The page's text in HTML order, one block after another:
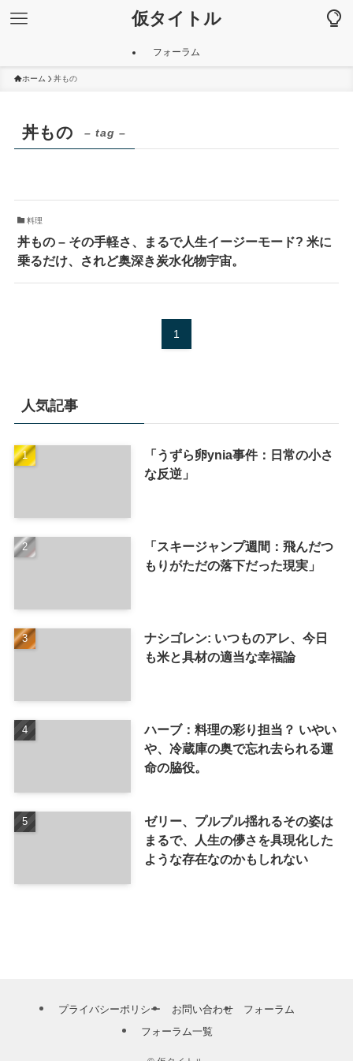
仮タイトル
フォーラム
ホーム 丼もの
人気記事
「うずら卵ynia事件：日常の小さ
な反逆」
「スキージャンプ週間：飛んだつ
もりがただの落下だった現実」
ナシゴレン: いつものアレ、今日
も米と具材の適当な幸福論
ハーブ：料理の彩り担当？ いやい
や、冷蔵庫の奥で忘れ去られる運
命の脇役。
ゼリー、プルプル揺れるその姿は
まるで、人生の儚さを具現化した
ような存在なのかもしれない
丼もの – tag –
料理
丼もの – その手軽さ、まるで人生イージーモード? 米に
乗るだけ、されど奥深き炭水化物宇宙。
1
プライバシーポリシー お問い合わせ
フォーラム
フォーラム一覧